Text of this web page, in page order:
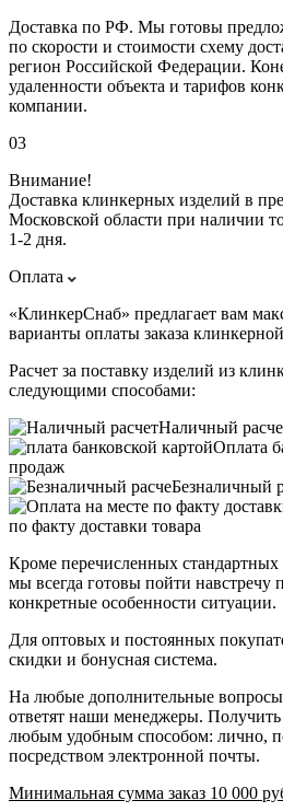
Доставка по РФ. Мы готовы
по скорости и стоимости схему
регион Российской Федерации.
удаленности объекта и тарифов
компании.
03
Внимание!
Доставка клинкерных изделий в
Московской области при наличии
1-2 дня.
Оплата
«КлинкерСнаб» предлагает вам
варианты оплаты заказа
Расчет за поставку изделий из
следующими способами:
Наличный
Оплата
продаж
Безналичный
по факту доставки товара
Кроме перечисленных стандартных
мы всегда готовы пойти навстречу
конкретные особенности ситуации.
Для оптовых и постоянных
скидки и бонусная система.
На любые дополнительные
ответят наши менеджеры.
любым удобным способом: лично,
посредством электронной почты.
Минимальная сумма заказ 10 000